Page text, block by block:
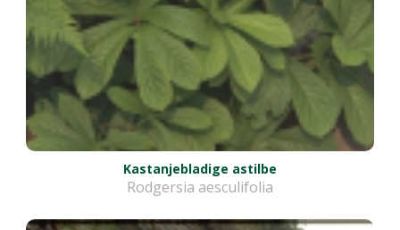
Kastanjebladige astilbe
Rodgersia aesculifolia